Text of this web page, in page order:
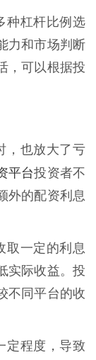
种杠杆比例选
力和市场判断
，可以根据投
，也放大了亏
平台投资者不
外的配资利息
取一定的利息
实际收益。投
不同平台的收
定程度，导致